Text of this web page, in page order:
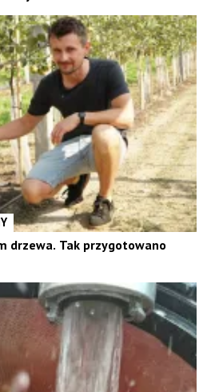
drzewa. Tak przygotowano